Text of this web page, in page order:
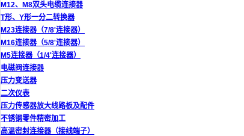
M12、M8双头电缆连接器
T形、Y形一分二转换器
M23连接器（7/8'连接器）
M16连接器（5/8'连接器）
M5连接器（1/4'连接器）
电磁阀连接器
压力变送器
二次仪表
压力传感器放大线路板及配件
不锈钢零件精密加工
高温密封连接器（接线端子）